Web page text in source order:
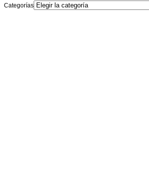
Categorías